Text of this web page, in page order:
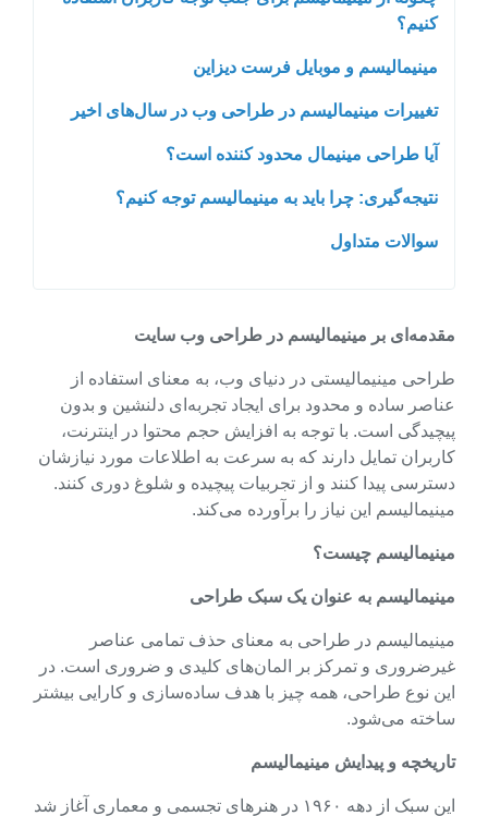
کنیم؟
مینیمالیسم و موبایل فرست دیزاین
تغییرات مینیمالیسم در طراحی وب در سال‌های اخیر
آیا طراحی مینیمال محدود کننده است؟
نتیجه‌گیری: چرا باید به مینیمالیسم توجه کنیم؟
سوالات متداول
مقدمه‌ای بر مینیمالیسم در طراحی وب سایت
طراحی مینیمالیستی در دنیای وب، به معنای استفاده از
عناصر ساده و محدود برای ایجاد تجربه‌ای دلنشین و بدون
پیچیدگی است. با توجه به افزایش حجم محتوا در اینترنت،
کاربران تمایل دارند که به سرعت به اطلاعات مورد نیازشان
دسترسی پیدا کنند و از تجربیات پیچیده و شلوغ دوری کنند.
مینیمالیسم این نیاز را برآورده می‌کند.
مینیمالیسم چیست؟
مینیمالیسم به عنوان یک سبک طراحی
مینیمالیسم در طراحی به معنای حذف تمامی عناصر
غیرضروری و تمرکز بر المان‌های کلیدی و ضروری است. در
این نوع طراحی، همه چیز با هدف ساده‌سازی و کارایی بیشتر
ساخته می‌شود.
تاریخچه و پیدایش مینیمالیسم
این سبک از دهه ۱۹۶۰ در هنرهای تجسمی و معماری آغاز شد